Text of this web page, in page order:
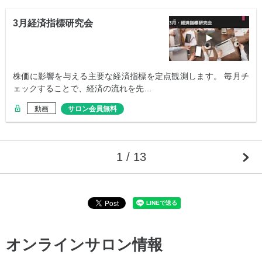
3月経済指標研究会
株価に影響を与える主要な経済指標を定点観測します。 毎月チ
ェックすることで、経済の流れを先…
動画 サロン会員無料
1 / 13
オンラインサロン情報